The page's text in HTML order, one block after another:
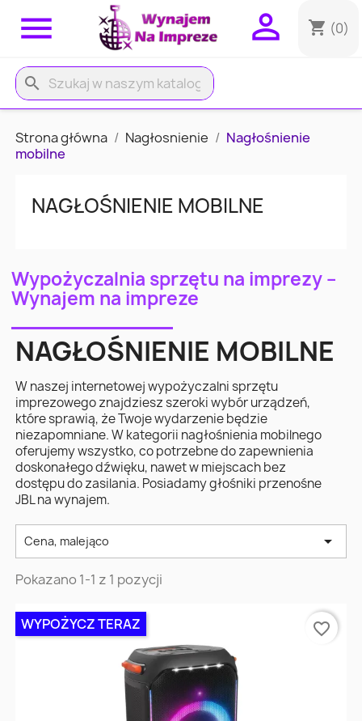
 shopping_cart (0)

search
Strona główna Nagłosnienie
Nagłośnienie
mobilne
NAGŁOŚNIENIE MOBILNE
Wypożyczalnia sprzętu na imprezy –
Wynajem na impreze
NAGŁOŚNIENIE MOBILNE
W naszej internetowej wypożyczalni sprzętu
imprezowego znajdziesz szeroki wybór urządzeń,
które sprawią, że Twoje wydarzenie będzie
niezapomniane. W kategorii nagłośnienia mobilnego
oferujemy wszystko, co potrzebne do zapewnienia
doskonałego dźwięku, nawet w miejscach bez
dostępu do zasilania. Posiadamy głośniki przenośne
JBL na wynajem.
Cena, malejąco 
Pokazano 1-1 z 1 pozycji
WYPOŻYCZ TERAZ favorite_border